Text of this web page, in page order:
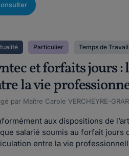
Particulier Temps de Travail
et forfaits jours
la vie
par Maître Carole VERCHEYRE-
aux dispositions de
salarié soumis au forfait jours
entre la vie